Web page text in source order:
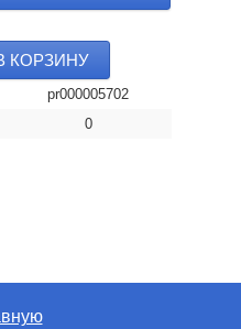
КОРЗИНУ
pr000005702
0